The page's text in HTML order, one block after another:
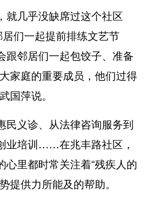
几乎没缺席过这个社区
居们一起提前排练文艺节
跟邻居们一起包饺子、准备
家庭的重要成员，他们过得
国萍说。
义诊、从法律咨询服务到
业培训……在兆丰路社区，
心里都时常关注着“残疾人的
提供力所能及的帮助。